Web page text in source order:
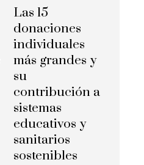
Las 15
donaciones
individuales
más grandes y
su
contribución a
sistemas
educativos y
sanitarios
sostenibles